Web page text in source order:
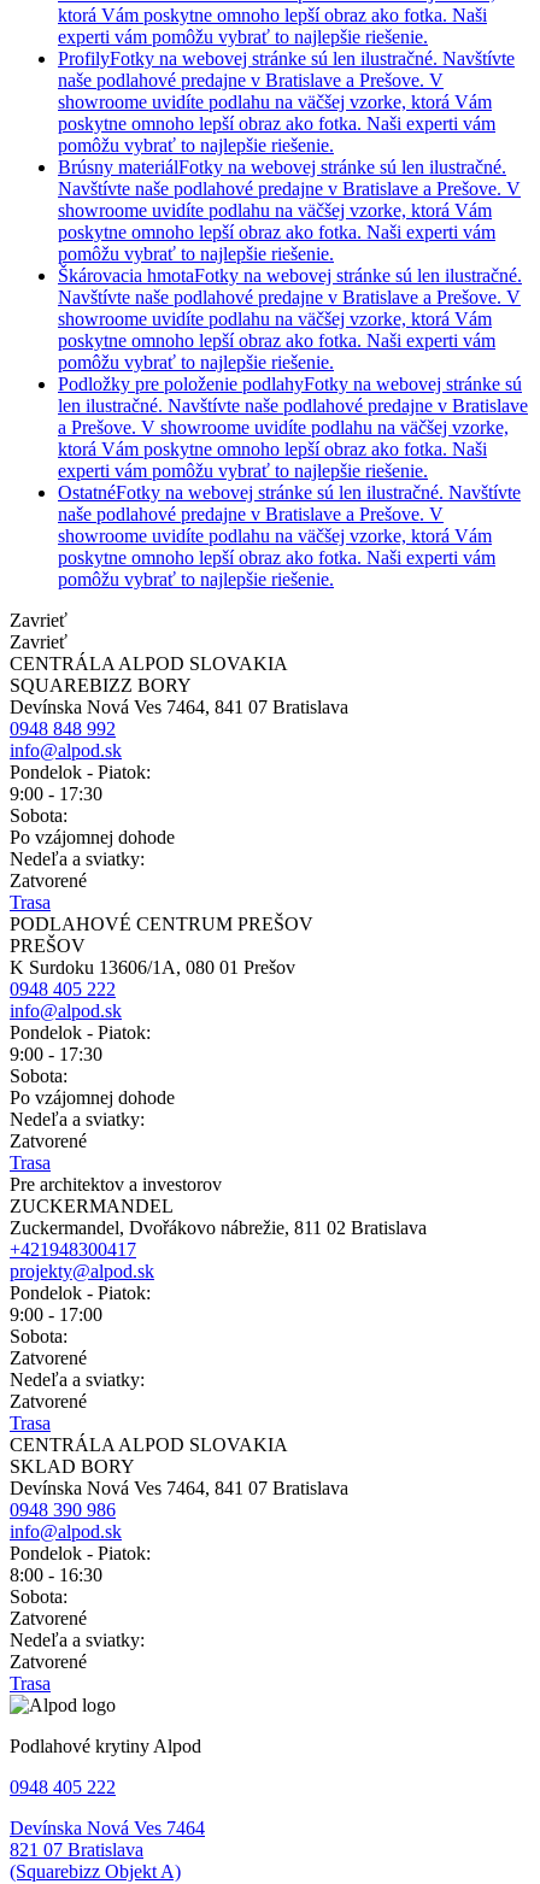
ktorá Vám poskytne omnoho lepší obraz ako fotka. Naši
experti vám pomôžu vybrať to najlepšie riešenie.
ProfilyFotky na webovej stránke sú len ilustračné. Navštívte
naše podlahové predajne v Bratislave a Prešove. V
showroome uvidíte podlahu na väčšej vzorke, ktorá Vám
poskytne omnoho lepší obraz ako fotka. Naši experti vám
pomôžu vybrať to najlepšie riešenie.
Brúsny materiálFotky na webovej stránke sú len ilustračné.
Navštívte naše podlahové predajne v Bratislave a Prešove. V
showroome uvidíte podlahu na väčšej vzorke, ktorá Vám
poskytne omnoho lepší obraz ako fotka. Naši experti vám
pomôžu vybrať to najlepšie riešenie.
Škárovacia hmotaFotky na webovej stránke sú len ilustračné.
Navštívte naše podlahové predajne v Bratislave a Prešove. V
showroome uvidíte podlahu na väčšej vzorke, ktorá Vám
poskytne omnoho lepší obraz ako fotka. Naši experti vám
pomôžu vybrať to najlepšie riešenie.
Podložky pre položenie podlahyFotky na webovej stránke sú
len ilustračné. Navštívte naše podlahové predajne v Bratislave
a Prešove. V showroome uvidíte podlahu na väčšej vzorke,
ktorá Vám poskytne omnoho lepší obraz ako fotka. Naši
experti vám pomôžu vybrať to najlepšie riešenie.
OstatnéFotky na webovej stránke sú len ilustračné. Navštívte
naše podlahové predajne v Bratislave a Prešove. V
showroome uvidíte podlahu na väčšej vzorke, ktorá Vám
poskytne omnoho lepší obraz ako fotka. Naši experti vám
pomôžu vybrať to najlepšie riešenie.
Zavrieť
Zavrieť
CENTRÁLA ALPOD SLOVAKIA
SQUAREBIZZ BORY
Devínska Nová Ves 7464, 841 07 Bratislava
0948 848 992
info@alpod.sk
Pondelok - Piatok:
9:00 - 17:30
Sobota:
Po vzájomnej dohode
Nedeľa a sviatky:
Zatvorené
Trasa
PODLAHOVÉ CENTRUM PREŠOV
PREŠOV
K Surdoku 13606/1A, 080 01 Prešov
0948 405 222
info@alpod.sk
Pondelok - Piatok:
9:00 - 17:30
Sobota:
Po vzájomnej dohode
Nedeľa a sviatky:
Zatvorené
Trasa
Pre architektov a investorov
ZUCKERMANDEL
Zuckermandel, Dvořákovo nábrežie, 811 02 Bratislava
+421948300417
projekty@alpod.sk
Pondelok - Piatok:
9:00 - 17:00
Sobota:
Zatvorené
Nedeľa a sviatky:
Zatvorené
Trasa
CENTRÁLA ALPOD SLOVAKIA
SKLAD BORY
Devínska Nová Ves 7464, 841 07 Bratislava
0948 390 986
info@alpod.sk
Pondelok - Piatok:
8:00 - 16:30
Sobota:
Zatvorené
Nedeľa a sviatky:
Zatvorené
Trasa
Podlahové krytiny Alpod
0948 405 222
Devínska Nová Ves 7464
821 07 Bratislava
(Squarebizz Objekt A)